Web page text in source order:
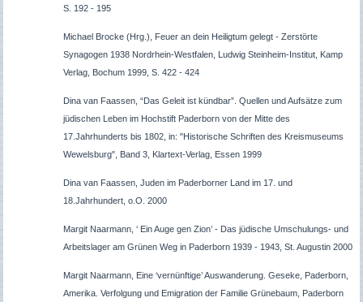
S. 192 - 195
Michael Brocke (Hrg.), Feuer an dein Heiligtum gelegt - Zerstörte
Synagogen 1938 Nordrhein-Westfalen, Ludwig Steinheim-Institut, Kamp
Verlag, Bochum 1999, S. 422 - 424
Dina van Faassen, “Das Geleit ist kündbar”. Quellen und Aufsätze zum
jüdischen Leben im Hochstift Paderborn von der Mitte des
17.Jahrhunderts bis 1802, in: "Historische Schriften des Kreismuseums
Wewelsburg", Band 3, Klartext-Verlag, Essen 1999
Dina van Faassen, Juden im Paderborner Land im 17. und
18.Jahrhundert, o.O. 2000
Margit Naarmann, ‘ Ein Auge gen Zion’ - Das jüdische Umschulungs- und
Arbeitslager am Grünen Weg in Paderborn 1939 - 1943, St. Augustin 2000
Margit Naarmann, Eine ‘vernünftige’ Auswanderung. Geseke, Paderborn,
Amerika. Verfolgung und Emigration der Familie Grünebaum, Paderborn